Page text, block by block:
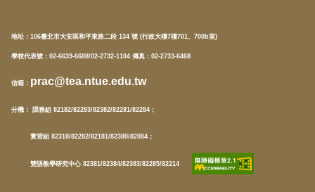
地址： 106臺北市大安區和平東路二段 134 號 (行政大樓7樓701、700b室)
學校代表號：02-6639-6688/02-2732-1104 傳真：02-2733-6468
信箱 ： prac@tea.ntue.edu.tw
分機 ： 課務組 82182/82283/82382/82281/82284；
實習組 82318/82282/82181/82380/82084；
雙語教學研究中心 82381/82384/82383/82285/82214